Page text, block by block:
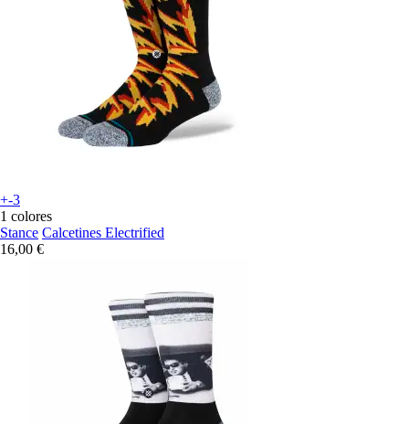
+-3
1 colores
Stance Calcetines Electrified
16,00 €